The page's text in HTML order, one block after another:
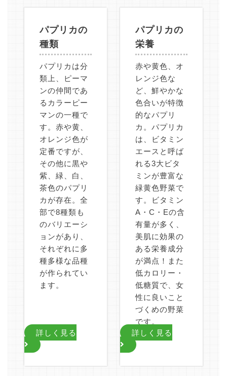
パプリカの
種類
パプリカは分
類上、ピーマ
ンの仲間であ
るカラーピー
マンの一種で
す。赤や黄、
オレンジ色が
定番ですが、
その他に黒や
紫、緑、白、
茶色のパプリ
カが存在。全
部で8種類も
のバリエーシ
ョンがあり、
それぞれに多
種多様な品種
が作られてい
ます。
詳しく見る
パプリカの
栄養
赤や黄色、オ
レンジ色な
ど、鮮やかな
色合いが特徴
的なパプリ
カ。パプリカ
は、ビタミン
エースと呼ば
れる3大ビタ
ミンが豊富な
緑黄色野菜で
す。ビタミン
A・C・Eの含
有量が多く、
美肌に効果の
ある栄養成分
が満点！また
低カロリー・
低糖質で、女
性に良いこと
づくめの野菜
です。
詳しく見る